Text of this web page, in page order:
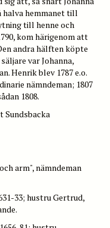
halva hemmanet till
till henne och
kom härigenom att
andra hälften köpte
var Johanna,
Henrik blev 1787 e.o.
nämndeman; 1807
1808.
Sundsbacka
arm", nämndeman
33; hustru Gertrud,